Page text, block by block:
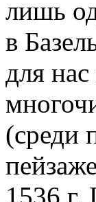
лишь
в
для
(среди
1536 г.